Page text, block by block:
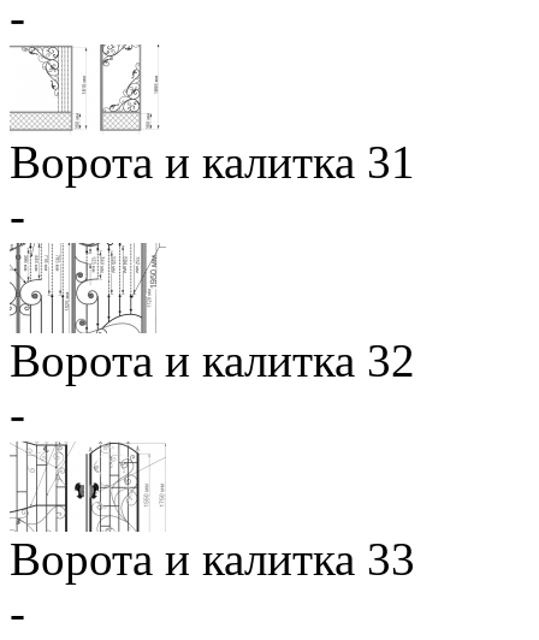
-
Ворота и калитка 31
-
Ворота и калитка 32
-
Ворота и калитка 33
-